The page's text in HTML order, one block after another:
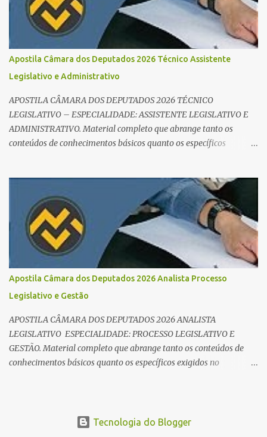
você perca tempo com conteúdos irrelevantes e garante que você
bata todo o conteúdo programático. Palavras-chave para o seu
sucesso: Cronograma de estudos dinâmico; Técnica Pomodoro
para foco total; Foco em disciplinas básicas (Português, RLM e
Direito Administrativo). 🔄 2. Revisão Espaç...
Apostila Câmara dos Deputados 2026 Técnico Assistente
Legislativo e Administrativo
APOSTILA CÂMARA DOS DEPUTADOS 2026 TÉCNICO
LEGISLATIVO – ESPECIALIDADE: ASSISTENTE LEGISLATIVO E
ADMINISTRATIVO. Material completo que abrange tanto os
conteúdos de conhecimentos básicos quanto os específicos
realidade, e o cargo de Analista Legislativo (Processo Legislativo e
Gestão) se destaca como uma das melhores oportunidades do ano.
Com exigência de nível superior em qualquer área, o certame
oferece 35 vagas imediatas e salários que ultrapassam os R$ 30
mil . O que estudar para Processo Legislativo e Gestão? Para vencer
a concorrência da banca Cebraspe , o candidato precisa dominar o
conteúdo programático dividido em: Conhecimentos Básicos:
Português, Inglês, Raciocínio Lógico e Informática/Dados.
Conhecimentos Específicos: O "coração" da prova. É essencial focar
no Regimento Interno da Câmara dos Deputa...
Apostila Câmara dos Deputados 2026 Analista Processo
Legislativo e Gestão
APOSTILA CÂMARA DOS DEPUTADOS 2026 ANALISTA
LEGISLATIVO ESPECIALIDADE: PROCESSO LEGISLATIVO E
GESTÃO. Material completo que abrange tanto os conteúdos de
conhecimentos básicos quanto os específicos exigidos no
Informações do Concurso (Edital 01/2025) Banca Organizadora:
Tecnologia do Blogger